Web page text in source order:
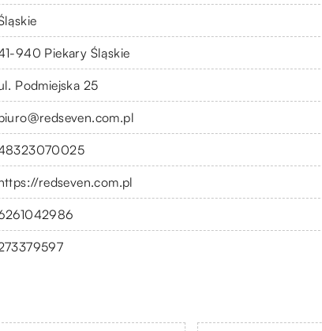
940 Piekary Śląskie
Podmiejska 25
redseven.com.pl